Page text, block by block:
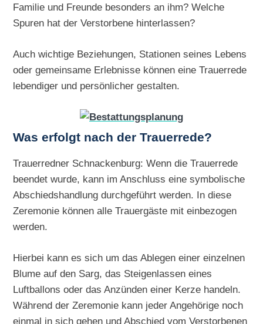
Familie und Freunde besonders an ihm? Welche
Spuren hat der Verstorbene hinterlassen?
Auch wichtige Beziehungen, Stationen seines Lebens
oder gemeinsame Erlebnisse können eine Trauerrede
lebendiger und persönlicher gestalten.
Was erfolgt nach der Trauerrede?
Trauerredner Schnackenburg: Wenn die Trauerrede
beendet wurde, kann im Anschluss eine symbolische
Abschiedshandlung durchgeführt werden. In diese
Zeremonie können alle Trauergäste mit einbezogen
werden.
Hierbei kann es sich um das Ablegen einer einzelnen
Blume auf den Sarg, das Steigenlassen eines
Luftballons oder das Anzünden einer Kerze handeln.
Während der Zeremonie kann jeder Angehörige noch
einmal in sich gehen und Abschied vom Verstorbenen